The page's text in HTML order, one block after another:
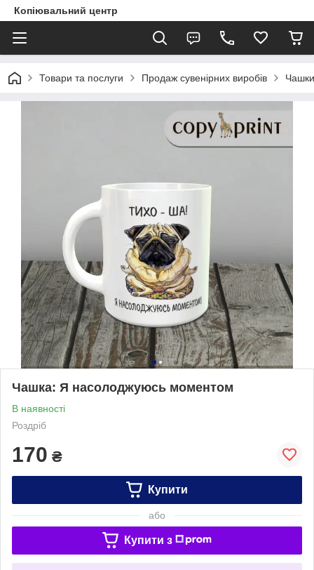
Копіювальний центр
Товари та послуги Продаж сувенірних виробів
Чашка: Я насолоджуюсь моментом
В наявності
Роздріб
170 ₴
Купити
або
Купити з